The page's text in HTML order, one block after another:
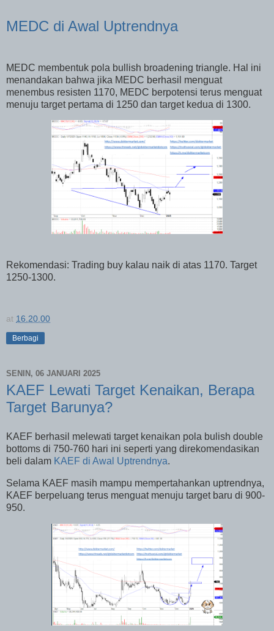
MEDC di Awal Uptrendnya
MEDC membentuk pola bullish broadening triangle. Hal ini
menandakan bahwa jika MEDC berhasil menguat
menembus resisten 1170, MEDC berpotensi terus menguat
menuju target pertama di 1250 dan target kedua di 1300.
Rekomendasi: Trading buy kalau naik di atas 1170. Target
1250-1300.
at 16.20.00
Berbagi
SENIN, 06 JANUARI 2025
KAEF Lewati Target Kenaikan, Berapa
Target Barunya?
KAEF berhasil melewati target kenaikan pola bulish double
bottoms di 750-760 hari ini seperti yang direkomendasikan
beli dalam KAEF di Awal Uptrendnya.
Selama KAEF masih mampu mempertahankan uptrendnya,
KAEF berpeluang terus menguat menuju target baru di 900-
950.